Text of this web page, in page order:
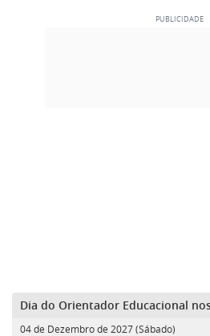
Dia do Orientador Educacional
04 de Dezembro de 2027 (Sábado)